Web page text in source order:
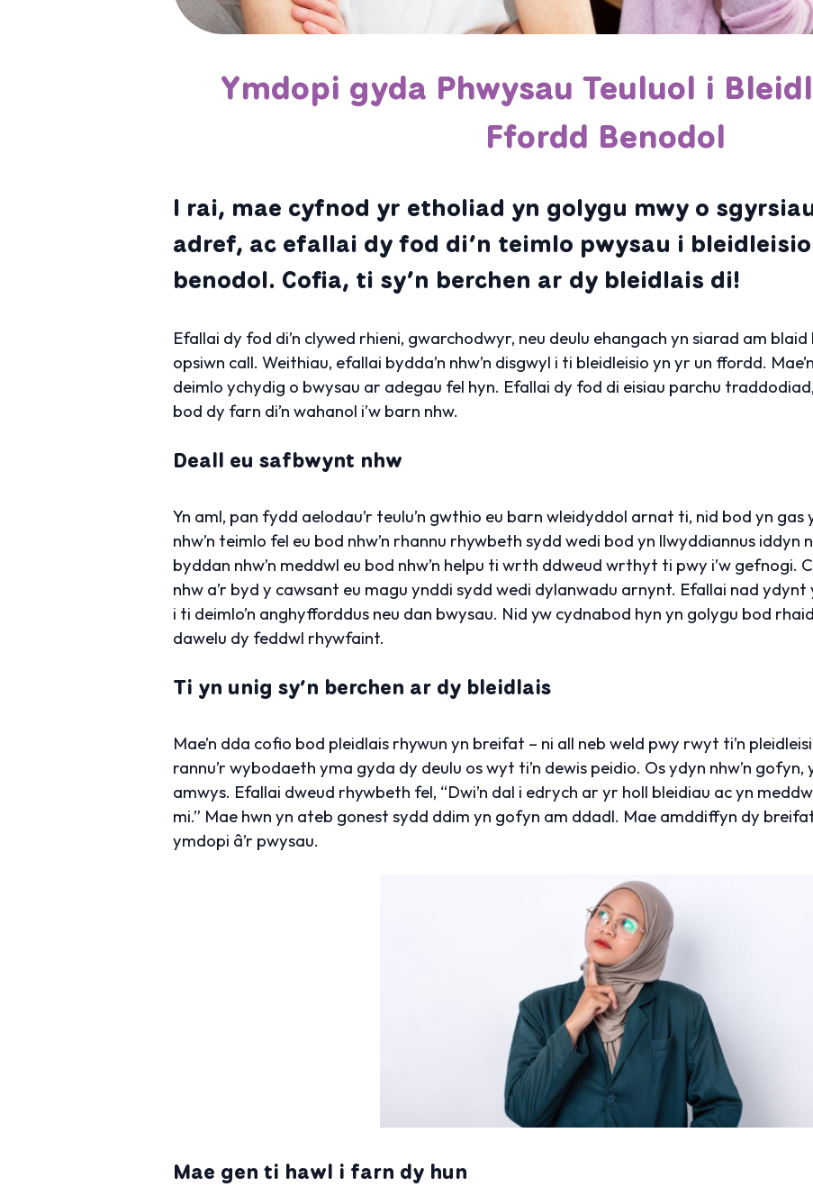
Ymdopi gyda Phwysau Teuluol i
Ffordd Benodol
I rai, mae cyfnod yr etholiad yn golygu mwy o
adref, ac efallai dy fod di’n teimlo pwysau i
benodol. Cofia, ti sy’n berchen ar dy bleidlais di!
Efallai dy fod di’n clywed rhieni, gwarchodwyr, neu deulu ehangach yn siarad am
opsiwn call. Weithiau, efallai bydda’n nhw’n disgwyl i ti bleidleisio yn yr un ffordd.
deimlo ychydig o bwysau ar adegau fel hyn. Efallai dy fod di eisiau parchu
bod dy farn di’n wahanol i’w barn nhw.
Deall eu safbwynt nhw
Yn aml, pan fydd aelodau’r teulu’n gwthio eu barn wleidyddol arnat ti, nid bod yn
nhw’n teimlo fel eu bod nhw’n rhannu rhywbeth sydd wedi bod yn llwyddiannus iddyn
byddan nhw’n meddwl eu bod nhw’n helpu ti wrth ddweud wrthyt ti pwy i’w gefnogi.
nhw a’r byd y cawsant eu magu ynddi sydd wedi dylanwadu arnynt. Efallai nad ydynt
i ti deimlo’n anghyfforddus neu dan bwysau. Nid yw cydnabod hyn yn golygu bod
dawelu dy feddwl rhywfaint.
Ti yn unig sy’n berchen ar dy bleidlais
Mae’n dda cofio bod pleidlais rhywun yn breifat – ni all neb weld pwy rwyt ti’n
rannu’r wybodaeth yma gyda dy deulu os wyt ti’n dewis peidio. Os ydyn nhw’n
amwys. Efallai dweud rhywbeth fel, “Dwi’n dal i edrych ar yr holl bleidiau ac yn
mi.” Mae hwn yn ateb gonest sydd ddim yn gofyn am ddadl. Mae amddiffyn dy
ymdopi â’r pwysau.
Mae gen ti hawl i farn dy hun